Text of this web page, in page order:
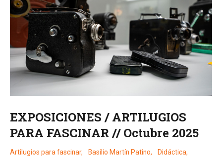
EXPOSICIONES / ARTILUGIOS
PARA FASCINAR // Octubre 2025
Artilugios para fascinar, Basilio Martín Patino, Didáctica,